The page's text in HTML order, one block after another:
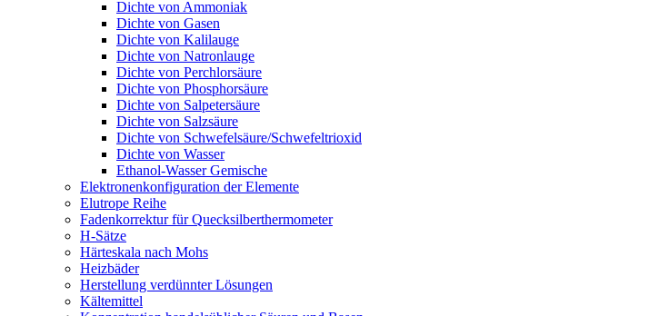
Dichte von Ammoniak
Dichte von Gasen
Dichte von Kalilauge
Dichte von Natronlauge
Dichte von Perchlorsäure
Dichte von Phosphorsäure
Dichte von Salpetersäure
Dichte von Salzsäure
Dichte von Schwefelsäure/Schwefeltrioxid
Dichte von Wasser
Ethanol-Wasser Gemische
Elektronenkonfiguration der Elemente
Elutrope Reihe
Fadenkorrektur für Quecksilberthermometer
H-Sätze
Härteskala nach Mohs
Heizbäder
Herstellung verdünnter Lösungen
Kältemittel